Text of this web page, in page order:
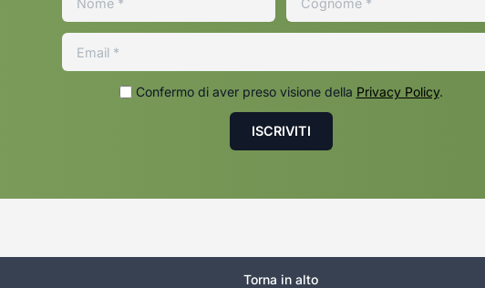
Confermo di aver preso visione della Privacy Policy.
Torna in alto